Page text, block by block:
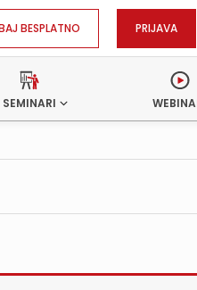
BESPLATNO PRIJAVA
SEMINARI